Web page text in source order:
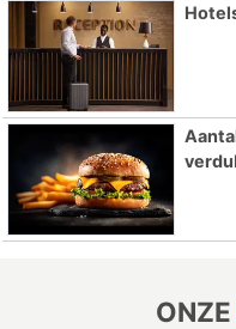
ONZE